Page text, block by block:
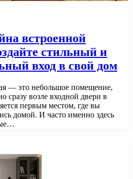
встроенной
стильный и
вход в свой дом
— это небольшое помещение,
сразу возле входной двери в
первым местом, где вы
домой. И часто именно здесь